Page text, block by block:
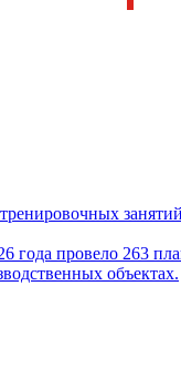
года провело 263
объектах.